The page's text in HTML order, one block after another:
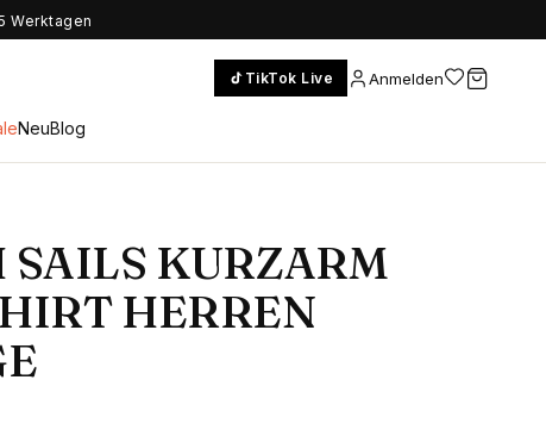
Werktagen
TikTok Live Anmelden
NeuBlog
SAILS KURZARM
HERREN